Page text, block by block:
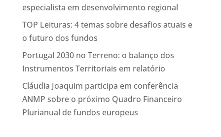
especialista em desenvolvimento regional
TOP Leituras: 4 temas sobre desafios atuais e
o futuro dos fundos
Portugal 2030 no Terreno: o balanço dos
Instrumentos Territoriais em relatório
Cláudia Joaquim participa em conferência
ANMP sobre o próximo Quadro Financeiro
Plurianual de fundos europeus